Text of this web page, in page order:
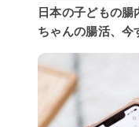
日本の子どもの
ちゃんの腸活、今